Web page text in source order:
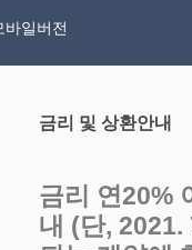
바일버전
금리 및 상환안내
금리 연20%
내 (단, 2021.